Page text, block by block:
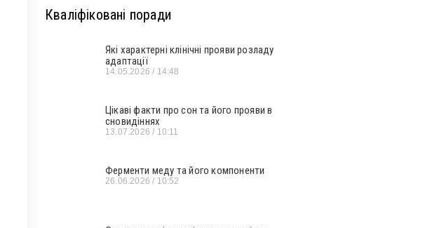
Кваліфіковані поради
Які характерні клінічні прояви розладу
адаптації
14.05.2026 14:48
Цікаві факти про сон та його прояви в
сновидіннях
13.07.2026 10:11
Ферменти меду та його компоненти
26.06.2026 10:52